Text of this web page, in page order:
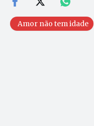
Amor não tem idade